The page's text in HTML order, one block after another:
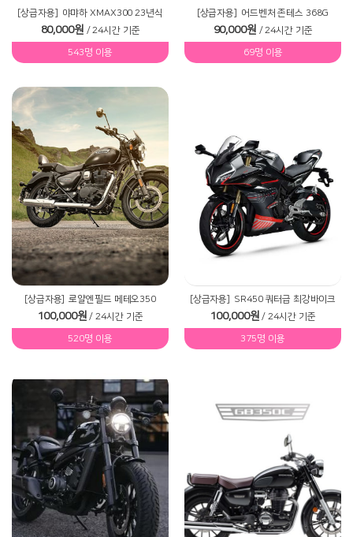
[상급자용] 야먀하 XMAX300 23년식
80,000원 / 24시간 기준
543명 이용
[상급자용] 어드벤처 존테스 368G
90,000원 / 24시간 기준
69명 이용
[상급자용] 로얄엔필드 메테오350
100,000원 / 24시간 기준
520명 이용
[상급자용] SR450 쿼터급 최강바이크
100,000원 / 24시간 기준
375명 이용